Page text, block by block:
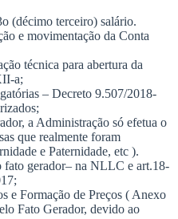
(décimo terceiro) salário.
e movimentação da Conta
técnica para abertura da
a;
– Decreto 9.507/2018-
a Administração só efetua o
que realmente foram
e Paternidade, etc ).
fato gerador– na NLLC e art.18-
e Formação de Preços ( Anexo
Fato Gerador, devido ao